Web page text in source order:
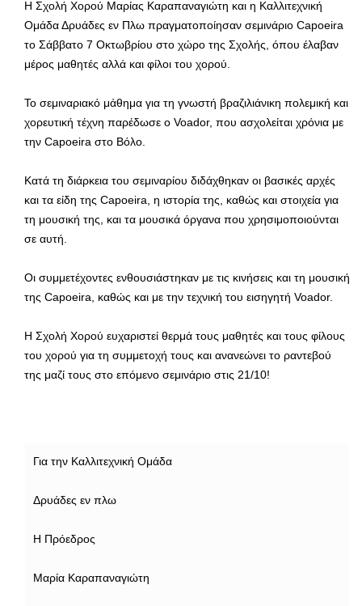
Η Σχολή Xορού Μαρίας Καραπαναγιώτη και η Καλλιτεχνική
Ομάδα Δρυάδες εν Πλω πραγματοποίησαν σεμινάριο Capoeira
το Σάββατο 7 Οκτωβρίου στο χώρο της Σχολής, όπου έλαβαν
μέρος μαθητές αλλά και φίλοι του χορού.
Το σεμιναριακό μάθημα για τη γνωστή βραζιλιάνικη πολεμική και
χορευτική τέχνη παρέδωσε ο Voador, που ασχολείται χρόνια με
την Capoeira στο Βόλο.
Κατά τη διάρκεια του σεμιναρίου διδάχθηκαν οι βασικές αρχές
και τα είδη της Capoeira, η ιστορία της, καθώς και στοιχεία για
τη μουσική της, και τα μουσικά όργανα που χρησιμοποιούνται
σε αυτή.
Οι συμμετέχοντες ενθουσιάστηκαν με τις κινήσεις και τη μουσική
της Capoeira, καθώς και με την τεχνική του εισηγητή Voador.
Η Σχολή Χορού ευχαριστεί θερμά τους μαθητές και τους φίλους
του χορού για τη συμμετοχή τους και ανανεώνει το ραντεβού
της μαζί τους στο επόμενο σεμινάριο στις 21/10!
Για την Καλλιτεχνική Ομάδα
Δρυάδες εν πλω
Η Πρόεδρος
Μαρία Καραπαναγιώτη